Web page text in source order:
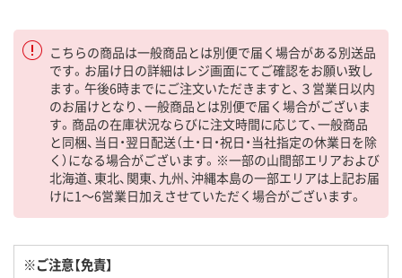
こちらの商品は一般商品とは別便で届く場合がある別送品
です。お届け日の詳細はレジ画面にてご確認をお願い致し
ます。午後6時までにご注文いただきますと、３営業日以内
のお届けとなり、一般商品とは別便で届く場合がございま
す。商品の在庫状況ならびに注文時間に応じて、一般商品
と同梱、当日・翌日配送（土・日・祝日・当社指定の休業日を除
く）になる場合がございます。※一部の山間部エリアおよび
北海道、東北、関東、九州、沖縄本島の一部エリアは上記お届
けに1～6営業日加えさせていただく場合がございます。
※ご注意【免責】